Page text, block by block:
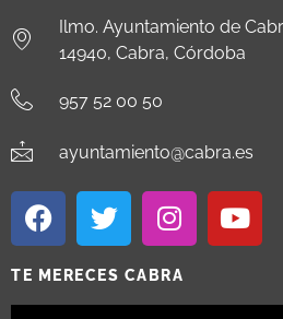
Ilmo. Ayuntamiento de
14940, Cabra, Córdoba
957 52 00 50
ayuntamiento@cabra.es
TE MERECES CABRA